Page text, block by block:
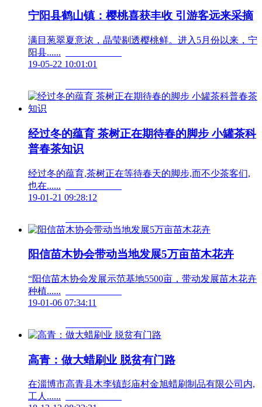
宁阳县鹤山镇：樱桃喜获丰收 引游客远来采摘
满目葱翠夏意浓，晶莹剔透樱桃鲜。进入5月份以来，宁
19-05-22 10:01:01
经过冬的蕴育 茶树正在期待春的脚步 小罐茶科
普春茶知识
经过冬的蕴育,茶树正在等待春天的脚步,而不少茶客们,
19-01-21 09:28:12
阳信苗木协会带动当地发展5万亩苗木花卉
“阳信苗木协会发展示范基地5500亩，带动发展苗木花卉
19-01-06 07:34:11
高青：做大蜡刷业 脱贫有门路
在淄博市高青县木李镇彭庙村金旭蜡刷制品有限公司内,